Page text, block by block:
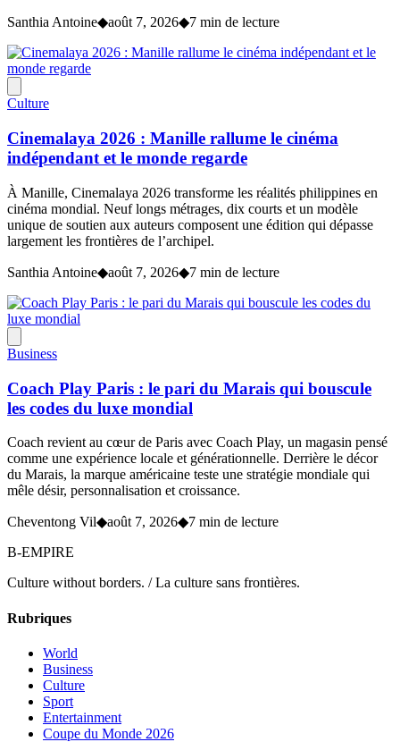
Santhia Antoine◆août 7, 2026◆7 min de lecture
Culture
Cinemalaya 2026 : Manille rallume le cinéma
indépendant et le monde regarde
À Manille, Cinemalaya 2026 transforme les réalités philippines en
cinéma mondial. Neuf longs métrages, dix courts et un modèle
unique de soutien aux auteurs composent une édition qui dépasse
largement les frontières de l’archipel.
Santhia Antoine◆août 7, 2026◆7 min de lecture
Business
Coach Play Paris : le pari du Marais qui bouscule
les codes du luxe mondial
Coach revient au cœur de Paris avec Coach Play, un magasin pensé
comme une expérience locale et générationnelle. Derrière le décor
du Marais, la marque américaine teste une stratégie mondiale qui
mêle désir, personnalisation et croissance.
Cheventong Vil◆août 7, 2026◆7 min de lecture
B-EMPIRE
Culture without borders. / La culture sans frontières.
Rubriques
World
Business
Culture
Sport
Entertainment
Coupe du Monde 2026